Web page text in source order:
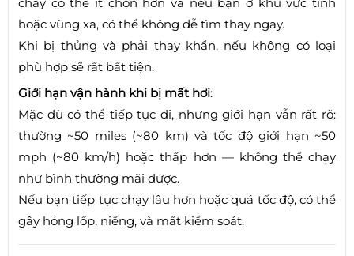
hoặc vùng xa, có thể không dễ tìm thay ngay.
Khi bị thủng và phải thay khẩn, nếu không có loại
phù hợp sẽ rất bất tiện.
Giới hạn vận hành khi bị mất hơi:
Mặc dù có thể tiếp tục đi, nhưng giới hạn vẫn rất rõ:
thường ~50 miles (~80 km) và tốc độ giới hạn ~50
mph (~80 km/h) hoặc thấp hơn — không thể chạy
như bình thường mãi được.
Nếu bạn tiếp tục chạy lâu hơn hoặc quá tốc độ, có thể
gây hỏng lốp, niềng, và mất kiểm soát.